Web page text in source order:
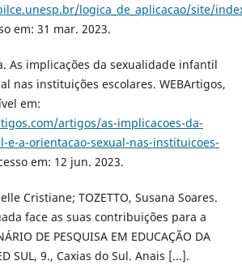
logica_de_aplicacao/site/
em: 31 mar. 2023.
As implicações da sexualidade infantil
nas instituições escolares. WEBArtigos,
em:
artigos/as-implicacoes-da-
e-a-orientacao-sexual-nas-instituicoes-
em: 12 jun. 2023.
Cristiane; TOZETTO, Susana Soares.
face as suas contribuições para a
DE PESQUISA EM EDUCAÇÃO DA
SUL, 9., Caxias do Sul. Anais [...].